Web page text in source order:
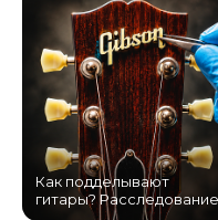
Как подделывают
гитары? Расследование